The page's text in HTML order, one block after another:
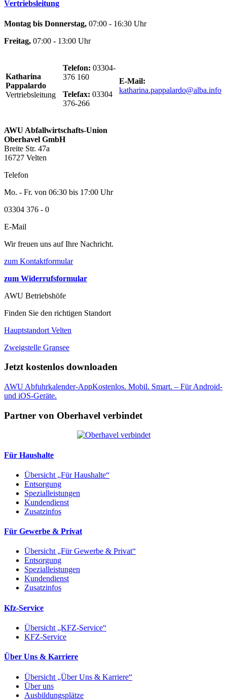
Vertriebsleitung
Montag bis Donnerstag, 07:00 - 16:30 Uhr
Freitag, 07:00 - 13:00 Uhr
Katharina
Pappalardo
Vertriebsleitung
Telefon: 03304-
376 160
Telefax: 03304
376-266
E-Mail:
katharina.pappalardo@alba.info
AWU Abfallwirtschafts-Union
Oberhavel GmbH
Breite Str. 47a
16727 Velten
Telefon
Mo. - Fr. von 06:30 bis 17:00 Uhr
03304 376 - 0
E-Mail
Wir freuen uns auf Ihre Nachricht.
zum Kontaktformular
zum Widerrufsformular
AWU Betriebshöfe
Finden Sie den richtigen Standort
Hauptstandort Velten
Zweigstelle Gransee
Jetzt kostenlos downloaden
AWU Abfuhrkalender-AppKostenlos. Mobil. Smart. – Für Android-
und iOS-Geräte.
Partner von Oberhavel verbindet
Für Haushalte
Übersicht „Für Haushalte“
Entsorgung
Spezialleistungen
Kundendienst
Zusatzinfos
Für Gewerbe & Privat
Übersicht „Für Gewerbe & Privat“
Entsorgung
Spezialleistungen
Kundendienst
Zusatzinfos
Kfz-Service
Übersicht „KFZ-Service“
KFZ-Service
Über Uns & Karriere
Übersicht „Über Uns & Karriere“
Über uns
Ausbildungsplätze